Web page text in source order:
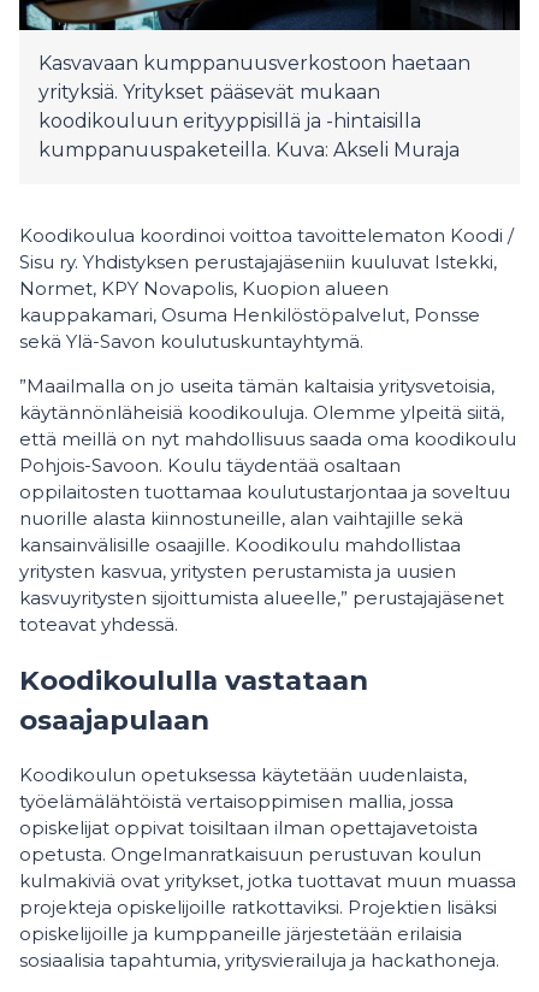
Kasvavaan kumppanuusverkostoon haetaan
yrityksiä. Yritykset pääsevät mukaan
koodikouluun erityyppisillä ja -hintaisilla
kumppanuuspaketeilla. Kuva: Akseli Muraja
Koodikoulua koordinoi voittoa tavoittelematon Koodi /
Sisu ry. Yhdistyksen perustajajäseniin kuuluvat Istekki,
Normet, KPY Novapolis, Kuopion alueen
kauppakamari, Osuma Henkilöstöpalvelut, Ponsse
sekä Ylä-Savon koulutuskuntayhtymä.
”Maailmalla on jo useita tämän kaltaisia yritysvetoisia,
käytännönläheisiä koodikouluja. Olemme ylpeitä siitä,
että meillä on nyt mahdollisuus saada oma koodikoulu
Pohjois-Savoon. Koulu täydentää osaltaan
oppilaitosten tuottamaa koulutustarjontaa ja soveltuu
nuorille alasta kiinnostuneille, alan vaihtajille sekä
kansainvälisille osaajille. Koodikoulu mahdollistaa
yritysten kasvua, yritysten perustamista ja uusien
kasvuyritysten sijoittumista alueelle,” perustajajäsenet
toteavat yhdessä.
Koodikoululla vastataan
osaajapulaan
Koodikoulun opetuksessa käytetään uudenlaista,
työelämälähtöistä vertaisoppimisen mallia, jossa
opiskelijat oppivat toisiltaan ilman opettajavetoista
opetusta. Ongelmanratkaisuun perustuvan koulun
kulmakiviä ovat yritykset, jotka tuottavat muun muassa
projekteja opiskelijoille ratkottaviksi. Projektien lisäksi
opiskelijoille ja kumppaneille järjestetään erilaisia
sosiaalisia tapahtumia, yritysvierailuja ja hackathoneja.